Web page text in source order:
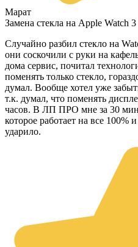
Марат
Замена стекла на Apple Watch 3
Случайно разбил стекло на
они соскочили с руки на
дома сервис, почитал
поменять только стекло,
думал. Вообще хотел уже
т.к. думал, что поменять
часов. В ЛП ПРО мне за 30
которое работает на все 100%
ударило.